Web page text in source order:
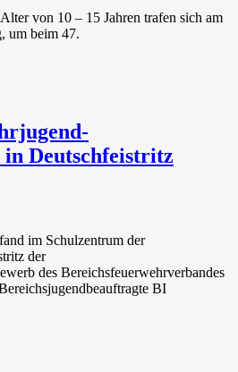
von 10 – 15 Jahren trafen sich am
um beim 47.
in Deutschfeistritz
im Schulzentrum der
der
des Bereichsfeuerwehrverbandes
BI